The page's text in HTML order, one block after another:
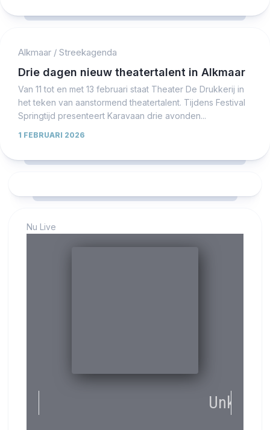
Alkmaar / Streekagenda
Drie dagen nieuw theatertalent in Alkmaar
Van 11 tot en met 13 februari staat Theater De Drukkerij in
het teken van aanstormend theatertalent. Tijdens Festival
Springtijd presenteert Karavaan drie avonden...
1 FEBRUARI 2026
Nu Live